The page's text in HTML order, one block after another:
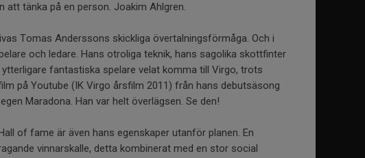
att tänka på en person. Joakim Ahlgren.
Tomas Anderssons skickliga övertalningsförmåga. Och i
och ledare. Hans otroliga teknik, hans sagolika skottfinter
fantastiska spelare velat komma till Virgo, trots
på Youtube (IK Virgo årsfilm 2011) från hans debutsäsong
Maradona. Han var helt överlägsen. Se den!
of fame är även hans egenskaper utanför planen. En
vinnarskalle, detta kombinerat med en stor social